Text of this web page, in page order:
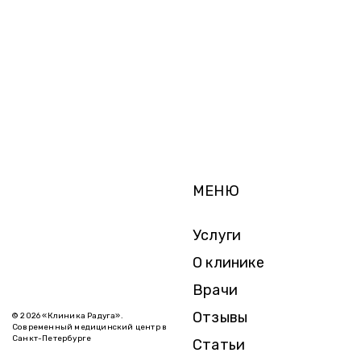
© 2026 «Клиника Радуга».
Современный медицинский центр в
Санкт-Петербурге
МЕНЮ
Услуги
О клинике
Врачи
Отзывы
Статьи